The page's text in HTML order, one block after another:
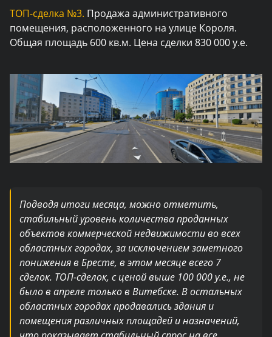
ТОП-сделка №3. Продажа административного
помещения, расположенного на улице Короля.
Общая площадь 600 кв.м. Цена сделки 830 000 у.е.
Подводя итоги месяца, можно отметить,
стабильный уровень количества проданных
объектов коммерческой недвижимости во всех
областных городах, за исключением заметного
понижения в Бресте, в этом месяце всего 7
сделок. ТОП-сделок, с ценой выше 100 000 у.е., не
было в апреле только в Витебске. В остальных
областных городах продавались здания и
помещения различных площадей и назначений,